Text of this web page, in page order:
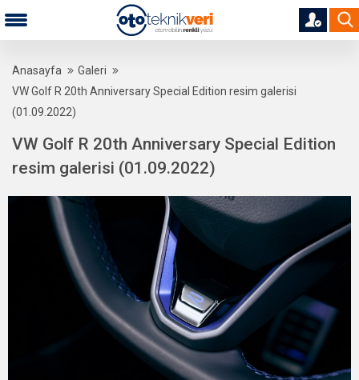
Anasayfa
Galeri
VW Golf R 20th Anniversary Special Edition resim galerisi
(01.09.2022)
VW Golf R 20th Anniversary Special Edition
resim galerisi (01.09.2022)